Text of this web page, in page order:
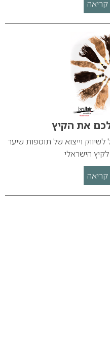
את הקיץ
וייצוא של תוספות שיער
הישראלי